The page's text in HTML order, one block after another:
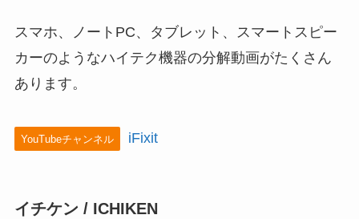
スマホ、ノートPC、タブレット、スマートスピー
カーのようなハイテク機器の分解動画がたくさん
あります。
YouTubeチャンネル iFixit
イチケン / ICHIKEN